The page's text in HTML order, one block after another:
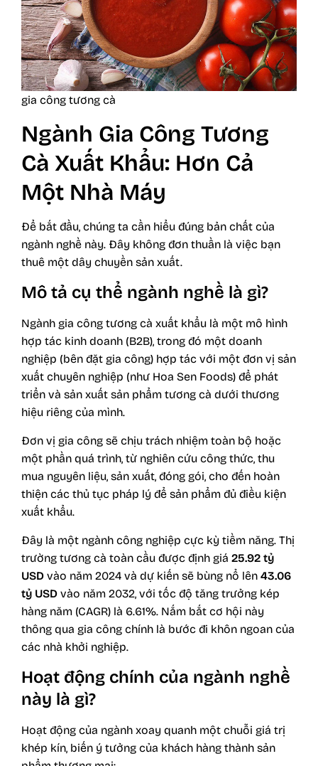
gia công tương cà
Ngành Gia Công Tương
Cà Xuất Khẩu: Hơn Cả
Một Nhà Máy
Để bắt đầu, chúng ta cần hiểu đúng bản chất của
ngành nghề này. Đây không đơn thuần là việc bạn
thuê một dây chuyền sản xuất.
Mô tả cụ thể ngành nghề là gì?
Ngành gia công tương cà xuất khẩu là một mô hình
hợp tác kinh doanh (B2B), trong đó một doanh
nghiệp (bên đặt gia công) hợp tác với một đơn vị sản
xuất chuyên nghiệp (như Hoa Sen Foods) để phát
triển và sản xuất sản phẩm tương cà dưới thương
hiệu riêng của mình.
Đơn vị gia công sẽ chịu trách nhiệm toàn bộ hoặc
một phần quá trình, từ nghiên cứu công thức, thu
mua nguyên liệu, sản xuất, đóng gói, cho đến hoàn
thiện các thủ tục pháp lý để sản phẩm đủ điều kiện
xuất khẩu.
Đây là một ngành công nghiệp cực kỳ tiềm năng. Thị
trường tương cà toàn cầu được định giá 25.92 tỷ
USD vào năm 2024 và dự kiến sẽ bùng nổ lên 43.06
tỷ USD vào năm 2032, với tốc độ tăng trưởng kép
hàng năm (CAGR) là 6.61%. Nắm bắt cơ hội này
thông qua gia công chính là bước đi khôn ngoan của
các nhà khởi nghiệp.
Hoạt động chính của ngành nghề
này là gì?
Hoạt động của ngành xoay quanh một chuỗi giá trị
khép kín, biến ý tưởng của khách hàng thành sản